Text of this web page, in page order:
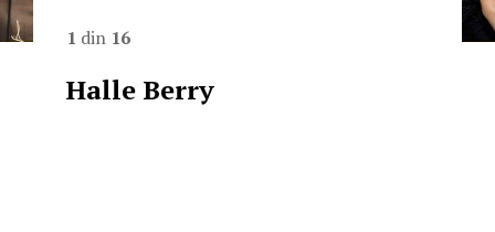
1 din 16
Halle Berry